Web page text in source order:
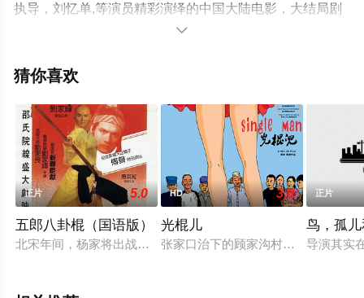
执导，刘忆单,等演员精彩演绎的中国大陆电影，大结局剧
情已揭晓（1-1全集），手机免费在线观看高清无删减完整
电影、电视猫或剧情网等平台了解。

猜你喜欢
正片 5.0
五郎八卦棍（国语版）
北宋年间，杨家将出战金沙滩，佘太君求得“七子去六子还”的签
HD 3.0
光棍儿
张家口治下的顾家沟村里，四个老光
正片
鸟，孤
导演其实